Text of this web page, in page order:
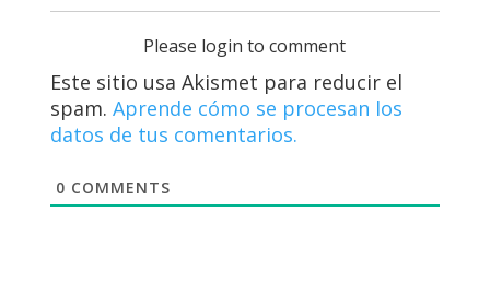
Please login to comment
Este sitio usa Akismet para reducir el
spam. Aprende cómo se procesan los
datos de tus comentarios.
0 COMMENTS